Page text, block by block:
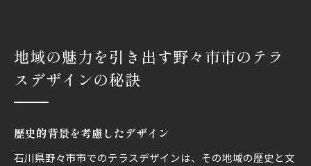
地域の魅力を引き出す野々市市のテラ
スデザインの秘訣
歴史的背景を考慮したデザイン
石川県野々市市でのテラスデザインは、その地域の歴史と文